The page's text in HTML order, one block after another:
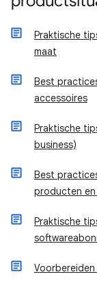
Praktische
maat
Best
accessoires
Praktische
business)
Best
producten en
Praktische